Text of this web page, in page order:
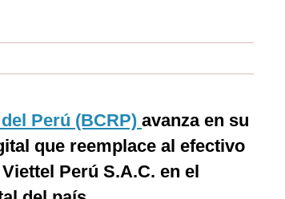
Perú (BCRP) avanza en su
que reemplace al efectivo
Perú S.A.C. en el